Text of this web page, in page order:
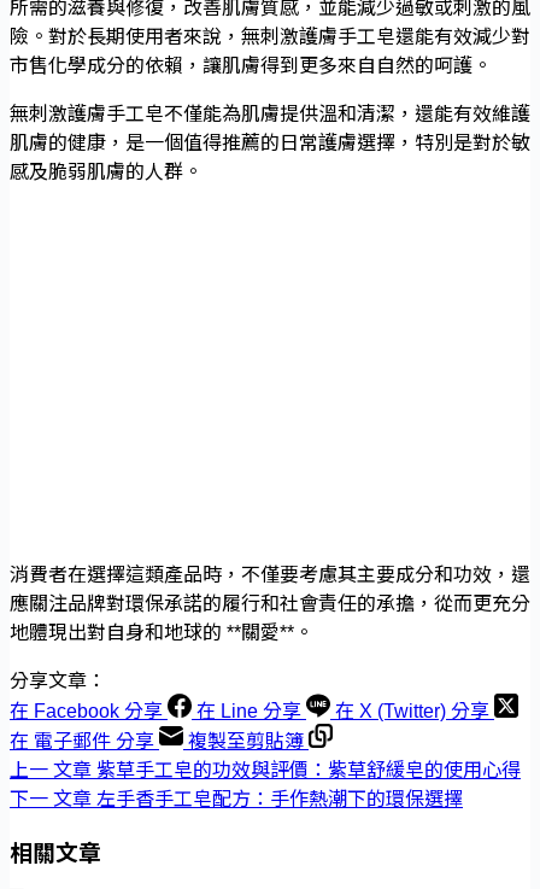
所需的滋養與修復，改善肌膚質感，並能減少過敏或刺激的風
險。對於長期使用者來說，無刺激護膚手工皂還能有效減少對
市售化學成分的依賴，讓肌膚得到更多來自自然的呵護。
無刺激護膚手工皂不僅能為肌膚提供溫和清潔，還能有效維護
肌膚的健康，是一個值得推薦的日常護膚選擇，特別是對於敏
感及脆弱肌膚的人群。
消費者在選擇這類產品時，不僅要考慮其主要成分和功效，還
應關注品牌對環保承諾的履行和社會責任的承擔，從而更充分
地體現出對自身和地球的 **關愛**。
分享文章：
在 Facebook 分享
在 Line 分享
在 X (Twitter) 分享
在 電子郵件 分享
複製至剪貼簿
上一 文章 紫草手工皂的功效與評價：紫草舒緩皂的使用心得
下一 文章 左手香手工皂配方：手作熱潮下的環保選擇
相關文章